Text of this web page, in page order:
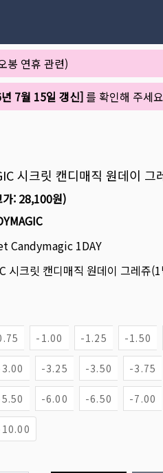
봉 연휴 관련)
7월 15일 갱신]를 확인해 주세
시크릿 캔디매직 원데이
: 28,100원)
Candymagic 1DAY
시크릿 캔디매직 원데이 그레쥬
-1.00 -1.25 -1.50
-3.25 -3.50 -3.75
-6.00 -6.50 -7.00